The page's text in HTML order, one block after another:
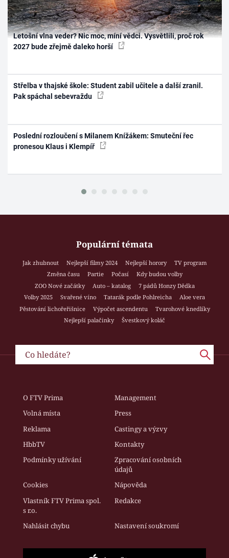
Letošní vlna veder? Nic moc, míní vědci. Vysvětlili, proč rok
2027 bude zřejmě daleko horší
Střelba v thajské škole: Student zabil učitele a další zranil.
Pak spáchal sebevraždu
Poslední rozloučení s Milanem Knížákem: Smuteční řec
pronesou Klaus i Klempíř
Populární témata
Jak zhubnout Nejlepší filmy 2024 Nejlepší horory
TV program
Změna času
Partie Počasí
Kdy budou volby
ZOO Nové začátky
Auto – katalog
7 pádů Honzy Dědka
Volby 2025
Svařené víno Tatarák podle Pohlreicha
Aloe vera
Pěstování lichořeřišnice
Výpočet ascendentu
Tvarohové knedlíky
Nejlepší palačinky
Švestkový koláč
O FTV Prima
Management
Volná místa
Press
Reklama
Castingy a výzvy
HbbTV
Kontakty
Podmínky užívání
Zpracování osobních
údajů
Cookies
Nápověda
Vlastník FTV Prima spol.
s r.o.
Redakce
Nahlásit chybu Nastavení soukromí